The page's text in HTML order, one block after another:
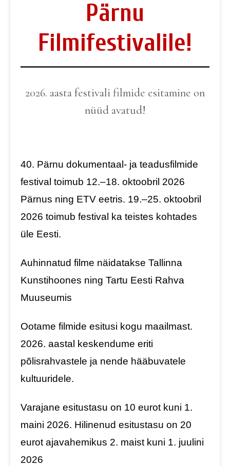
Pärnu
Filmifestivalile!
2026. aasta festivali filmide esitamine on
nüüd avatud!
40. Pärnu dokumentaal- ja teadusfilmide
festival toimub 12.–18. oktoobril 2026
Pärnus ning ETV eetris. 19.–25. oktoobril
2026 toimub festival ka teistes kohtades
üle Eesti.
Auhinnatud filme näidatakse Tallinna
Kunstihoones ning Tartu Eesti Rahva
Muuseumis
Ootame filmide esitusi kogu maailmast.
2026. aastal keskendume eriti
põlisrahvastele ja nende hääbuvatele
kultuuridele.
Varajane esitustasu on 10 eurot kuni 1.
maini 2026. Hilinenud esitustasu on 20
eurot ajavahemikus 2. maist kuni 1. juulini
2026